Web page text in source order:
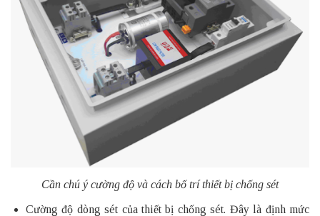
Cần chú ý cường độ và cách bố trí thiết bị chống sét
Cường độ dòng sét của thiết bị chống sét. Đây là định mức